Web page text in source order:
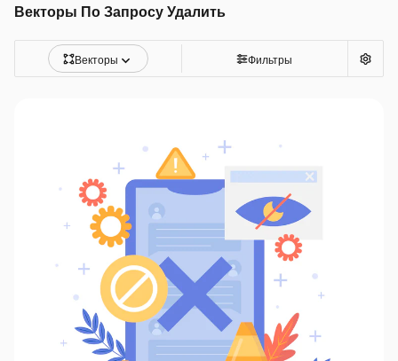
Векторы По Запросу Удалить
Векторы Фильтры